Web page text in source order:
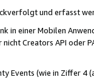
und erfasst
in einer Mobilen
Creators API oder
Events (wie in Ziffer